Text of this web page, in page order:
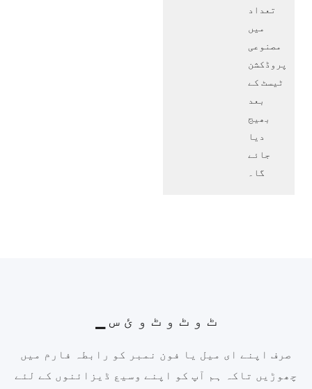
تعداد
میں
مصنوعی
پروڈکشن
ٹیسٹ کے
بعد
بھیج
دیا
جائے
گا۔
▁ ٹ و ٹ و ٹ و ئ س
صرف اپنے ای میل یا فون نمبر کو رابطہ فارم میں
چھوڑیں تاکہ ہم آپ کو اپنے وسیع ڈیزائنوں کے لئے